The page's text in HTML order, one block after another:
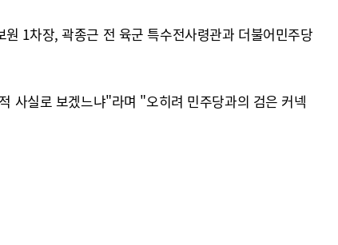
1차장, 곽종근 전 육군 특수전사령관과 더불어민주당
사실로 보겠느냐"라며 "오히려 민주당과의 검은 커넥